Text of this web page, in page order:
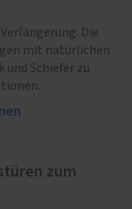
Die
mit natürlichen
Schiefer zu
zum